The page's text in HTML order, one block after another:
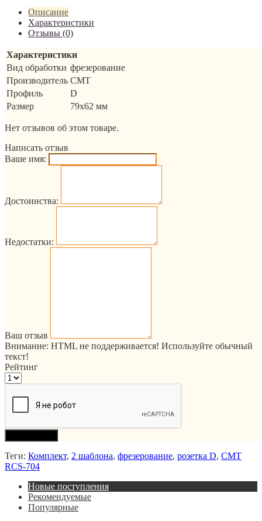
Описание
Характеристики
Отзывы (0)
Характеристики
Вид обработки фрезерование
Производитель CMT
Профиль
D
Размер
79x62 мм
Нет отзывов об этом товаре.
Написать отзыв
Ваше имя:
Достоинства:
Недостатки:
Ваш отзыв
Внимание: HTML не поддерживается! Используйте обычный
текст!
Рейтинг
Теги: Комплект, 2 шаблона, фрезерование, розетка D, CMT
RCS-704
Новые поступления
Рекомендуемые
Популярные